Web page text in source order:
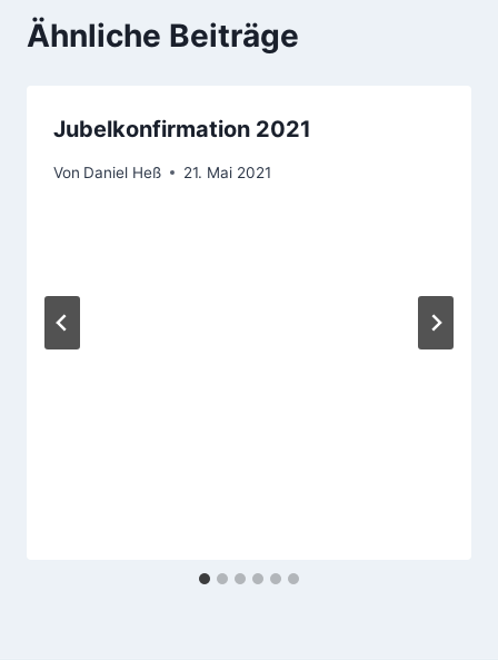
Ähnliche Beiträge
Jubelkonfirmation 2021
Von Daniel Heß 21. Mai 2021